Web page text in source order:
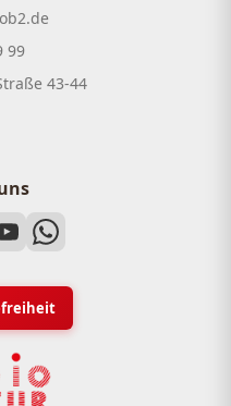
99
43-44